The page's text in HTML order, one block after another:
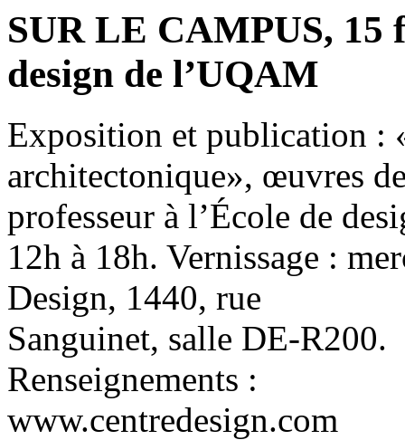
SUR LE CAMPUS, 15
design de l’UQAM
Exposition et publication :
architectonique», œuvres
professeur à l’École de
12h à 18h. Vernissage :
Design, 1440, rue
Sanguinet, salle DE-R200.
Renseignements :
www.centredesign.com